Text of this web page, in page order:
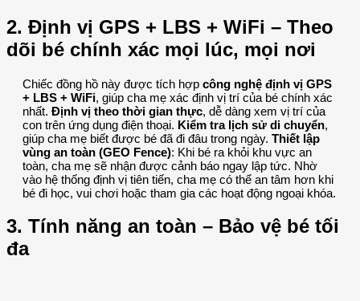
2. Định vị GPS + LBS + WiFi – Theo
dõi bé chính xác mọi lúc, mọi nơi
Chiếc đồng hồ này được tích hợp công nghệ định vị GPS
+ LBS + WiFi, giúp cha mẹ xác định vị trí của bé chính xác
nhất. Định vị theo thời gian thực, dễ dàng xem vị trí của
con trên ứng dụng điện thoại. Kiểm tra lịch sử di chuyển,
giúp cha mẹ biết được bé đã đi đâu trong ngày. Thiết lập
vùng an toàn (GEO Fence): Khi bé ra khỏi khu vực an
toàn, cha mẹ sẽ nhận được cảnh báo ngay lập tức. Nhờ
vào hệ thống định vị tiên tiến, cha mẹ có thể an tâm hơn khi
bé đi học, vui chơi hoặc tham gia các hoạt động ngoại khóa.
3. Tính năng an toàn – Bảo vệ bé tối
đa